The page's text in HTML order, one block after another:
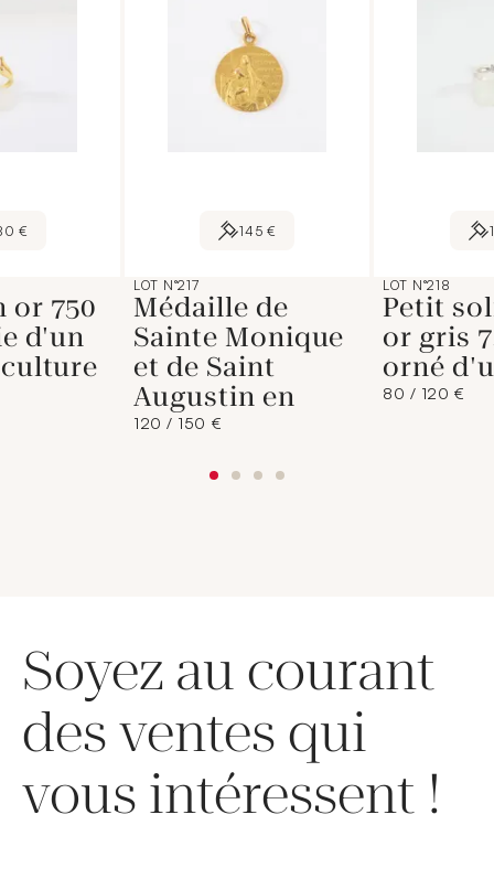
€
or 750
d'un
145 €
LOT N°217
Médaille de
Sainte Monique
et de Saint
Augustin en
120 / 150 €
LOT N°218
Petit
or gris
orné
80 / 120 €
Soyez au courant
des ventes qui
vous intéressent !